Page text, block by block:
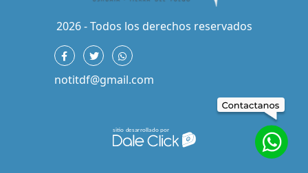
2026 - Todos los derechos reservados
notitdf@gmail.com